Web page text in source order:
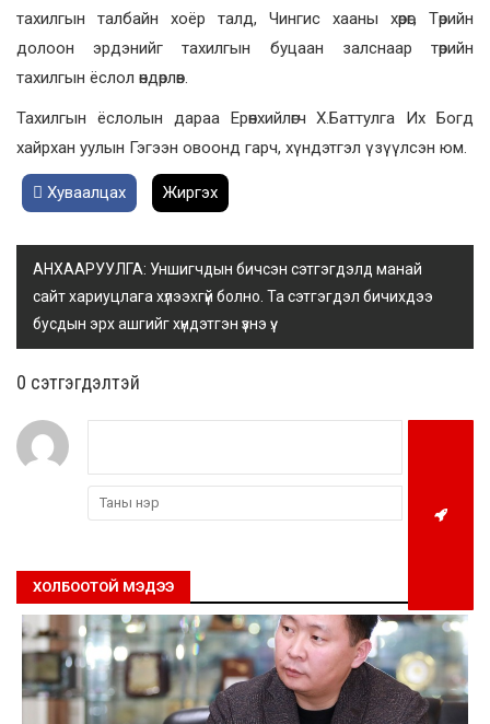
тахилгын талбайн хоёр талд, Чингис хааны хөрөг, Төрийн
долоон эрдэнийг тахилгын буцаан залснаар төрийн
тахилгын ёслол өндөрлөв.
Тахилгын ёслолын дараа Ерөнхийлөгч Х.Баттулга Их Богд
хайрхан уулын Гэгээн овоонд гарч, хүндэтгэл үзүүлсэн юм.
Хуваалцах Жиргэх
АНХААРУУЛГА: Уншигчдын бичсэн сэтгэгдэлд манай
сайт хариуцлага хүлээхгүй болно. Та сэтгэгдэл бичихдээ
бусдын эрх ашгийг хүндэтгэн үзнэ үү.
0 cэтгэгдэлтэй
ХОЛБООТОЙ МЭДЭЭ